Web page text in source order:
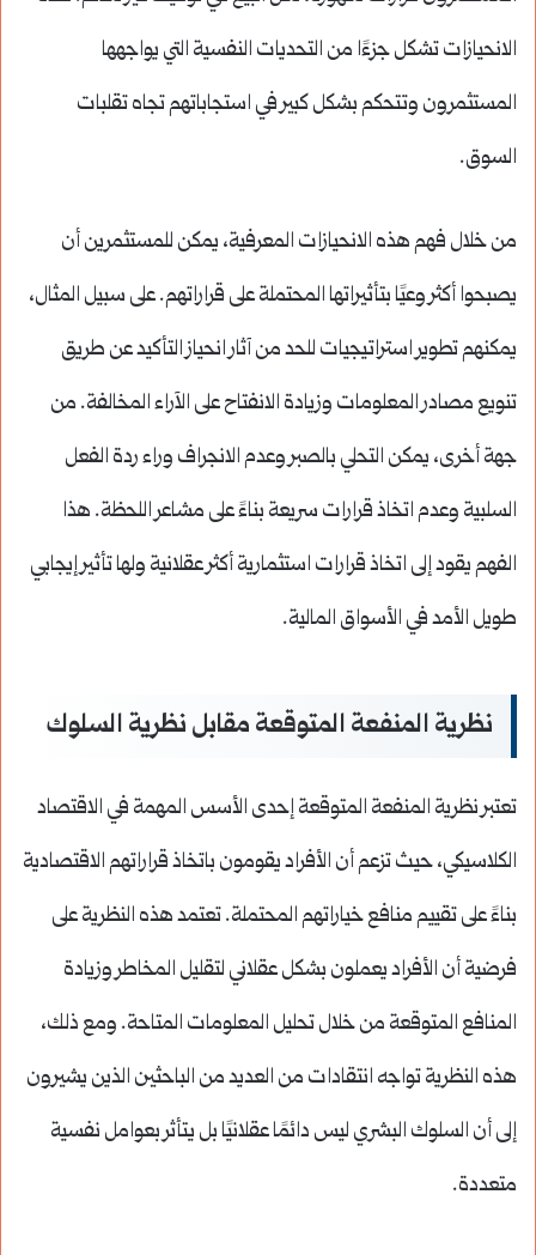
الانحيازات تشكل جزءًا من التحديات النفسية التي يواجهها
المستثمرون وتتحكم بشكل كبير في استجاباتهم تجاه تقلبات
السوق.
من خلال فهم هذه الانحيازات المعرفية، يمكن للمستثمرين أن
يصبحوا أكثر وعيًا بتأثيراتها المحتملة على قراراتهم. على سبيل المثال،
يمكنهم تطوير استراتيجيات للحد من آثار انحياز التأكيد عن طريق
تنويع مصادر المعلومات وزيادة الانفتاح على الآراء المخالفة. من
جهة أخرى، يمكن التحلي بالصبر وعدم الانجراف وراء ردة الفعل
السلبية وعدم اتخاذ قرارات سريعة بناءً على مشاعر اللحظة. هذا
الفهم يقود إلى اتخاذ قرارات استثمارية أكثر عقلانية ولها تأثير إيجابي
طويل الأمد في الأسواق المالية.
نظرية المنفعة المتوقعة مقابل نظرية السلوك
تعتبر نظرية المنفعة المتوقعة إحدى الأسس المهمة في الاقتصاد
الكلاسيكي، حيث تزعم أن الأفراد يقومون باتخاذ قراراتهم الاقتصادية
بناءً على تقييم منافع خياراتهم المحتملة. تعتمد هذه النظرية على
فرضية أن الأفراد يعملون بشكل عقلاني لتقليل المخاطر وزيادة
المنافع المتوقعة من خلال تحليل المعلومات المتاحة. ومع ذلك،
هذه النظرية تواجه انتقادات من العديد من الباحثين الذين يشيرون
إلى أن السلوك البشري ليس دائمًا عقلانيًا بل يتأثر بعوامل نفسية
متعددة.